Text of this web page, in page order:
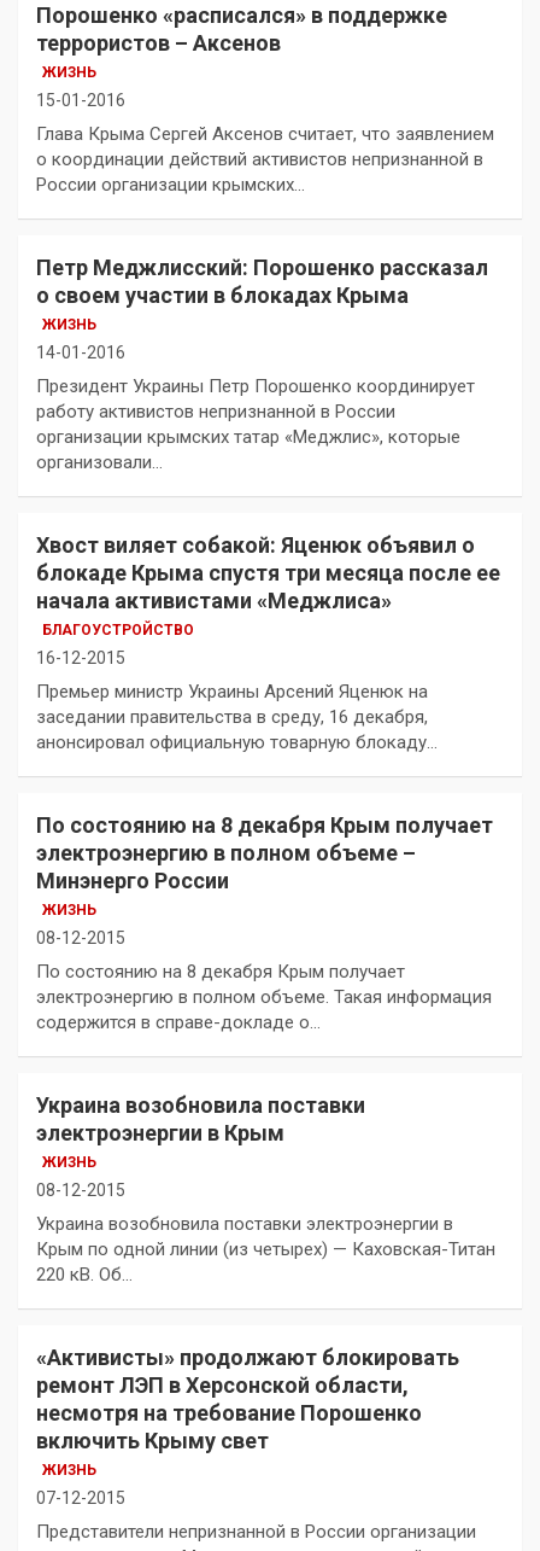
Порошенко «расписался» в поддержке
террористов – Аксенов
ЖИЗНЬ
15-01-2016
Глава Крыма Сергей Аксенов считает, что заявлением
о координации действий активистов непризнанной в
России организации крымских…
Петр Меджлисский: Порошенко рассказал
о своем участии в блокадах Крыма
ЖИЗНЬ
14-01-2016
Президент Украины Петр Порошенко координирует
работу активистов непризнанной в России
организации крымских татар «Меджлис», которые
организовали…
Хвост виляет собакой: Яценюк объявил о
блокаде Крыма спустя три месяца после ее
начала активистами «Меджлиса»
БЛАГОУСТРОЙСТВО
16-12-2015
Премьер министр Украины Арсений Яценюк на
заседании правительства в среду, 16 декабря,
анонсировал официальную товарную блокаду…
По состоянию на 8 декабря Крым получает
электроэнергию в полном объеме –
Минэнерго России
ЖИЗНЬ
08-12-2015
По состоянию на 8 декабря Крым получает
электроэнергию в полном объеме. Такая информация
содержится в справе-докладе о…
Украина возобновила поставки
электроэнергии в Крым
ЖИЗНЬ
08-12-2015
Украина возобновила поставки электроэнергии в
Крым по одной линии (из четырех) — Каховская-Титан
220 кВ. Об…
«Активисты» продолжают блокировать
ремонт ЛЭП в Херсонской области,
несмотря на требование Порошенко
включить Крыму свет
ЖИЗНЬ
07-12-2015
Представители непризнанной в России организации